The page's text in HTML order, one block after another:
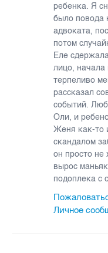
ребенка. Я
было повода
адвоката,
потом
Еле
лицо, начала
терпеливо
рассказал
событий.
Оли, и
Женя как-то
скандалом
он просто не
вырос
подоплека с
Личное